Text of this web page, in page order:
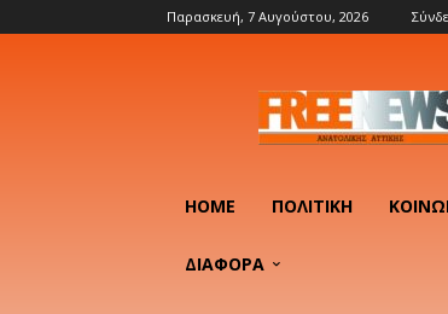
Παρασκευή, 7 Αυγούστου, 2026
HOME ΠΟΛΙΤΙΚΉ
ΔΙΑΦΟΡΑ